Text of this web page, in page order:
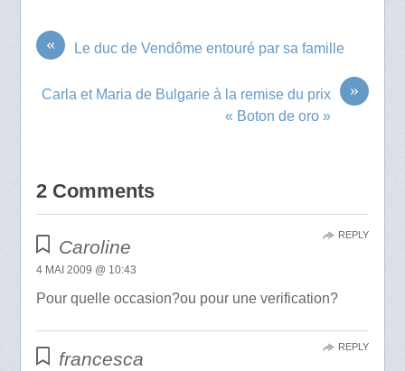
« Le duc de Vendôme entouré par sa famille
»
Carla et Maria de Bulgarie à la remise du prix
« Boton de oro »
2 Comments
Caroline
4 MAI 2009 @ 10:43
Pour quelle occasion?ou pour une verification?
REPLY
francesca
REPLY